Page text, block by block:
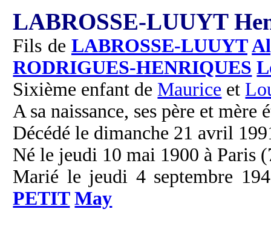
LABROSSE-LUUYT
Fils de LABROSSE-LUUYT
RODRIGUES-HENRIQUES
Sixième enfant de Maurice et
A sa naissance, ses père et mère
Décédé le dimanche 21 avril
Né le jeudi 10 mai 1900 à Paris
Marié le jeudi 4 septembre
PETIT May